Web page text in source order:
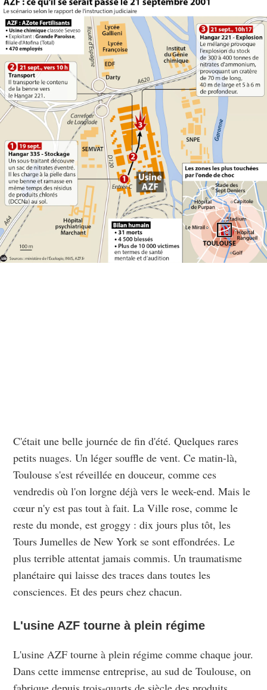
C'était une belle journée de fin d'été. Quelques rares
petits nuages. Un léger souffle de vent. Ce matin-là,
Toulouse s'est réveillée en douceur, comme ces
vendredis où l'on lorgne déjà vers le week-end. Mais le
cœur n'y est pas tout à fait. La Ville rose, comme le
reste du monde, est groggy : dix jours plus tôt, les
Tours Jumelles de New York se sont effondrées. Le
plus terrible attentat jamais commis. Un traumatisme
planétaire qui laisse des traces dans toutes les
consciences. Et des peurs chez chacun.
L'usine AZF tourne à plein régime
L'usine AZF tourne à plein régime comme chaque jour.
Dans cette immense entreprise, au sud de Toulouse, on